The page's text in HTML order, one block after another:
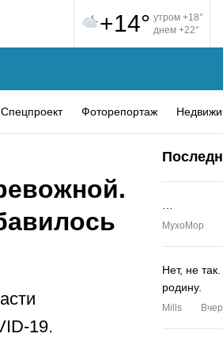
+14° утром +18°
днем +22°
Спецпроект Фоторепортаж
19.
MyxoMop
Нет, не
родину.
Mills